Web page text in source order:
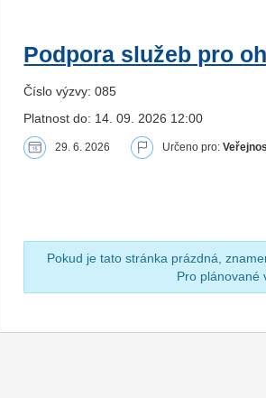
Podpora služeb pro
Číslo výzvy: 085
Platnost do: 14. 09. 2026 12:00
29. 6. 2026 Určeno pro:
Pokud je tato stránka prázdná,
Pro plánované